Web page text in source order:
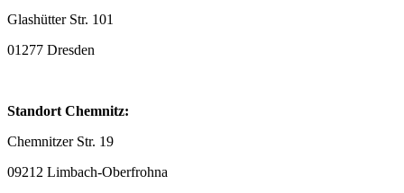
Glashütter Str. 101
01277 Dresden
Standort Chemnitz:
Chemnitzer Str. 19
09212 Limbach-Oberfrohna